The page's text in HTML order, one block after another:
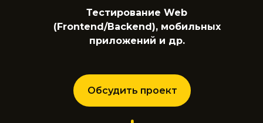
Обсудить проект
Тестирование Web
(Frontend/Backend), мобильных
приложений и др.